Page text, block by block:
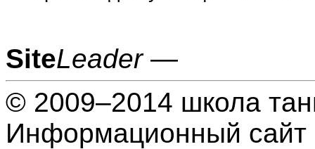
SiteLeader—
© 2009–2014 школа
Информационный сайт